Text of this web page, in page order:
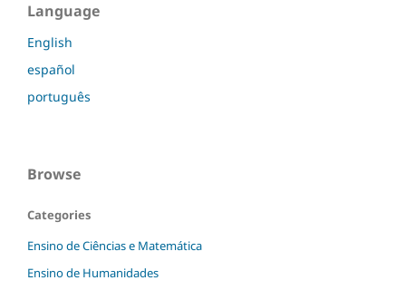
Language
English
español
português
Browse
Categories
Ensino de Ciências e Matemática
Ensino de Humanidades